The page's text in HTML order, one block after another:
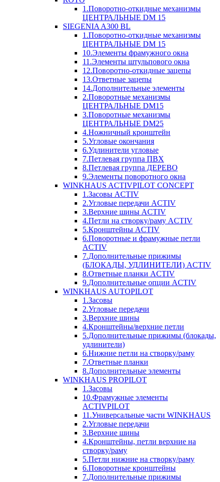
1.Поворотно-откидные механизмы
ЦЕНТРАЛЬНЫЕ DM 15
SIEGENIA A300 BL
1.Поворотно-откидные механизмы
ЦЕНТРАЛЬНЫЕ DM 15
10.Элементы фрамужного окна
11.Элементы штульпового окна
12.Поворотно-откидные зацепы
13.Ответные зацепы
14.Дополнительные элементы
2.Поворотные механизмы
ЦЕНТРАЛЬНЫЕ DM15
3.Поворотные механизмы
ЦЕНТРАЛЬНЫЕ DM25
4.Ножничный кронштейн
5.Угловые окончания
6.Удлинители угловые
7.Петлевая группа ПВХ
8.Петлевая группа ДЕРЕВО
9.Элементы поворотного окна
WINKHAUS ACTIVPILOT CONCEPT
1.Засовы ACTIV
2.Угловые передачи ACTIV
3.Верхние шины ACTIV
4.Петли на створку/раму ACTIV
5.Кронштейны ACTIV
6.Поворотные и фрамужные петли
ACTIV
7.Дополнительные прижимы
(БЛОКАДЫ, УДЛИНИТЕЛИ) ACTIV
8.Ответные планки ACTIV
9.Дополнительные опции ACTIV
WINKHAUS AUTOPILOT
1.Засовы
2.Угловые передачи
3.Верхние шины
4.Кронштейны/верхние петли
5.Дополнительные прижимы (блокады,
удлинители)
6.Нижние петли на створку/раму
7.Ответные планки
8.Дополнительные элементы
WINKHAUS PROPILOT
1.Засовы
10.Фрамужные элементы
ACTIVPILOT
11.Универсальные части WINKHAUS
2.Угловые передачи
3.Верхние шины
4.Кронштейны, петли верхние на
створку/раму
5.Петли нижние на створку/раму
6.Поворотные кронштейны
7.Дополнительные прижимы